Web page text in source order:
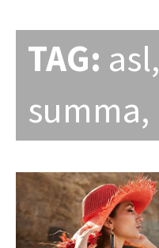
TAG: asl,
summa,